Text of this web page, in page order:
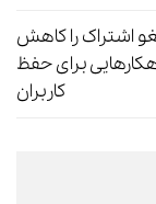
اشتراک را کاهش
برای حفظ
کاربران